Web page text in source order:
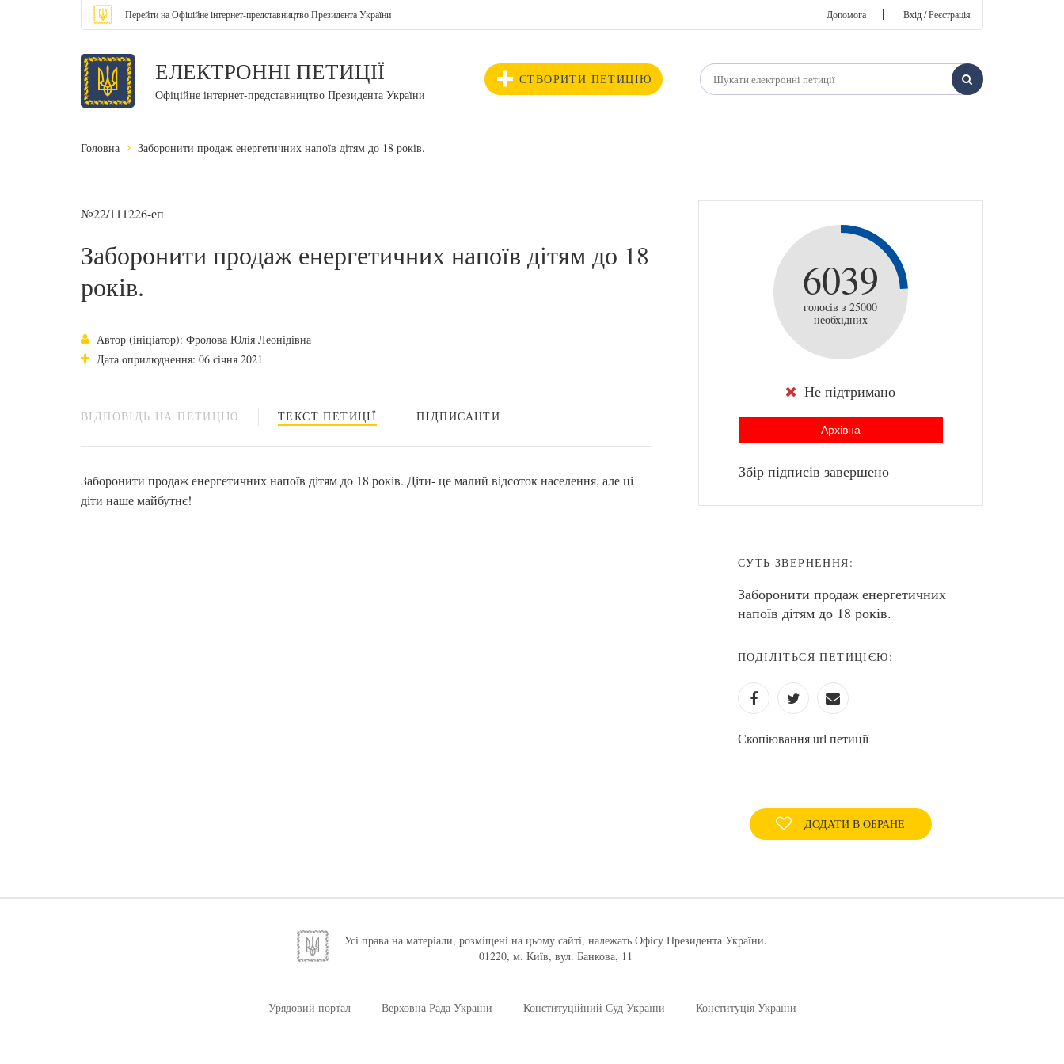
Перейти на Офіційне інтернет-представництво Президента України Допомога | Вхід / Реєстрація
ЕЛЕКТРОННІ ПЕТИЦІЇ
Офіційне інтернет-представництво Президента України
СТВОРИТИ ПЕТИЦІЮ
Головна Заборонити продаж енергетичних напоїв дітям до 18 років.
№22/111226-еп
Заборонити продаж енергетичних напоїв дітям до 18
років.
Автор (ініціатор): Фролова Юлія Леонідівна
Дата оприлюднення: 06 січня 2021
ВІДПОВІДЬ НА ПЕТИЦІЮ ТЕКСТ ПЕТИЦІЇ ПІДПИСАНТИ
Заборонити продаж енергетичних напоїв дітям до 18 років. Діти- це малий відсоток населення, але ці
діти наше майбутнє!
6039
голосів з 25000
необхідних
Не підтримано
Архівна
Збір підписів завершено
СУТЬ ЗВЕРНЕННЯ:
Заборонити продаж енергетичних
напоїв дітям до 18 років.
ПОДІЛІТЬСЯ ПЕТИЦІЄЮ:
Скопіювання url петиції
ДОДАТИ В ОБРАНЕ
Усі права на матеріали, розміщені на цьому сайті, належать Офісу Президента України.
01220, м. Київ, вул. Банкова, 11
Урядовий портал Верховна Рада України Конституційний Суд України Конституція України